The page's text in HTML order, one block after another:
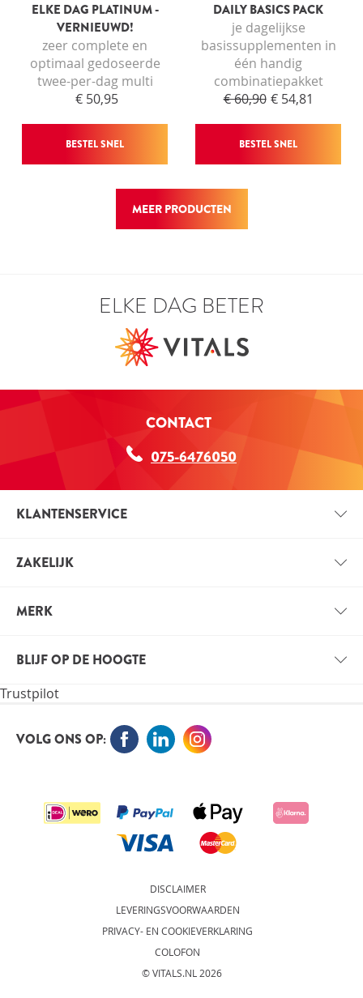
ELKE DAG PLATINUM -
VERNIEUWD!
zeer complete en
optimaal gedoseerde
twee-per-dag multi
€ 50,95
BESTEL SNEL
DAILY BASICS PACK
je dagelijkse
basissupplementen in
één handig
combinatiepakket
€ 60,90 € 54,81
BESTEL SNEL
MEER PRODUCTEN
ELKE DAG BETER
CONTACT
075-6476050
KLANTENSERVICE
VERZENDINFORMATIE
ZAKELIJK
VACATURES
MERK
ORTHOKENNIS
BLIJF OP DE HOOGTE
MELD JE NU AAN VOOR DE NIEUWSBRIEF EN BLIJF OP
AANMELDEN
Trustpilot
VOLG ONS OP:
DISCLAIMER
LEVERINGSVOORWAARDEN
PRIVACY- EN COOKIEVERKLARING
COLOFON
© VITALS.NL 2026